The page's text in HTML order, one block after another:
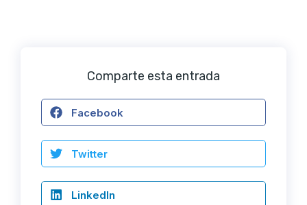
Comparte esta entrada
Facebook
Twitter
LinkedIn